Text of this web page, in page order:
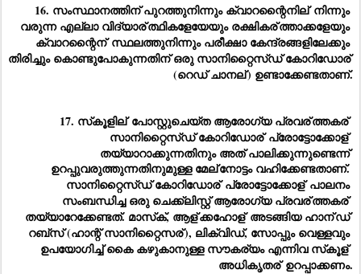
16. സംസ്ഥാനത്തിന് പുറത്തുനിന്നും ക്വാറന്റൈനില് നിന്നും
വരുന്ന എല്ലാ വിദ്യാര്ത്ഥികളേയേയും രക്ഷികര്ത്താക്കളേയും
ക്വാറന്റൈന് സ്ഥലത്തുനിന്നും പരീക്ഷാ കേന്ദ്രങ്ങളിലേക്കും
തിരിച്ചും കൊണ്ടുപോകുന്നതിന് ഒരു സാനിറ്റൈസ്ഡ് കോറിഡോര്
(റെഡ് ചാനല്) ഉണ്ടാക്കേണ്ടതാണ്.
17. സ്‌കൂളില് പോസ്റ്റുചെയ്ത ആരോഗ്യ പ്രവര്ത്തകര്
സാനിറ്റൈസ്ഡ് കോറിഡോര് പ്രോട്ടോക്കോള്
തയ്യാറാക്കുന്നതിനും അത് പാലിക്കുന്നുണ്ടെന്ന്
ഉറപ്പുവരുത്തുന്നതിനുമുള്ള മേല്നോട്ടം വഹിക്കേണ്ടതാണ്.
സാനിറ്റൈസ്ഡ് കോറിഡോര് പ്രോട്ടോക്കോള് പാലനം
സംബന്ധിച്ച ഒരു ചെക്ക്‌ലിസ്റ്റ് ആരോഗ്യ പ്രവര്ത്തകര്
തയ്യാറേക്കേണ്ടത്. മാസ്‌ക്, ആള്ക്കഹോള് അടങ്ങിയ ഹാന്ഡ്
റബ്‌സ് (ഹാന്റ് സാനിറ്റൈസര്), ലിക്വിഡ്, സോപ്പും വെള്ളവും
ഉപയോഗിച്ച് കൈ കഴുകാനുള്ള സൗകര്യം എന്നിവ സ്‌കൂള്
അധികൃതര് ഉറപ്പാക്കണം.